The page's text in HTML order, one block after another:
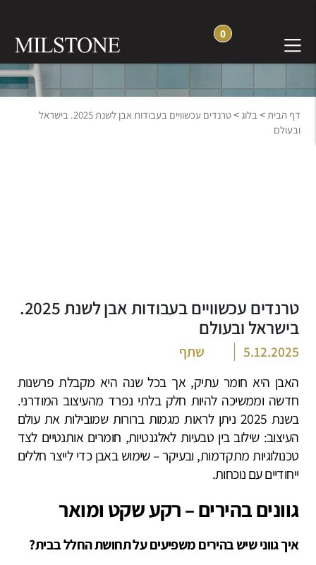
0
בלוג חוויה והשראה
דף הבית> בלוג>
טרנדים עכשוויים בעבודות אבן לשנת 2025. בישראל
ובעולם
טרנדים עכשוויים בעבודות אבן לשנת 2025.
בישראל ובעולם
5.12.2025
שתף
האבן היא חומר עתיק, אך בכל שנה היא מקבלת פרשנות
חדשה וממשיכה להיות חלק בלתי נפרד מהעיצוב המודרני.
בשנת 2025 ניתן לראות מגמות ברורות שמובילות את עולם
העיצוב: שילוב בין טבעיות לאלגנטיות, חומרים אותנטיים לצד
טכנולוגיות מתקדמות, ובעיקר – שימוש באבן כדי לייצר חללים
ייחודיים עם נוכחות.
גוונים בהירים – רקע שקט ומואר
איך גווני שיש בהירים משפיעים על תחושת החלל בבית?